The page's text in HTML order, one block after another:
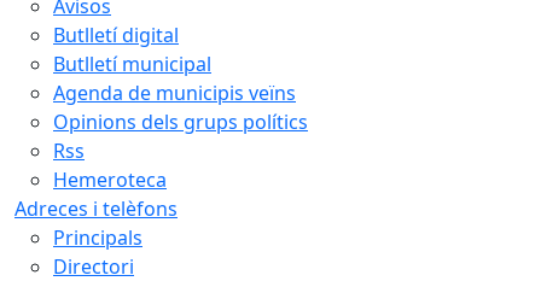
Avisos
Butlletí digital
Butlletí municipal
Agenda de municipis veïns
Opinions dels grups polítics
Rss
Hemeroteca
Adreces i telèfons
Principals
Directori